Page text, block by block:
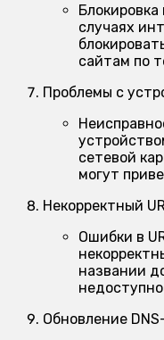
случаях
сайтам по
Проблемы с
сетевой
могут
Некорректный
Ошибки в
названии
Обновление